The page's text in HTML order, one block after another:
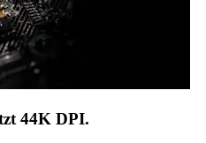
44K DPI.